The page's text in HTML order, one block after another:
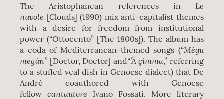
The Aristophanean references in Le
nuvole [Clouds] (1990) mix anti-capitalist themes
with a desire for freedom from institutional
power (“Ottocento” [The 1800s]). The album has
a coda of Mediterranean-themed songs (“Mégu
megún” [Doctor, Doctor] and“’Â çímma,” referring
to a stuffed veal dish in Genoese dialect) that De
André coauthored with Genoese
fellowcantautore Ivano Fossati. More literary